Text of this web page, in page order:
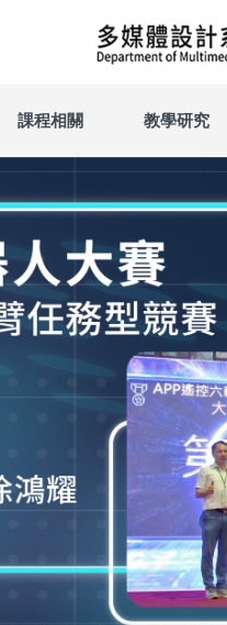
課程相關 教學研究